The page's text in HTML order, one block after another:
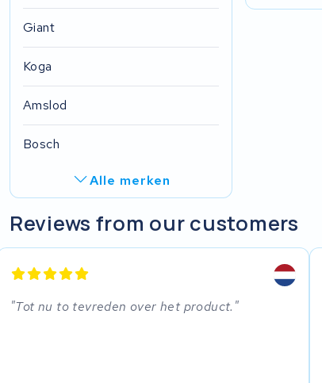
Giant
Koga
Amslod
Bosch
Alle merken
R.A.T. Holland
Reviews from our customers
Tot nu to tevreden over het product.